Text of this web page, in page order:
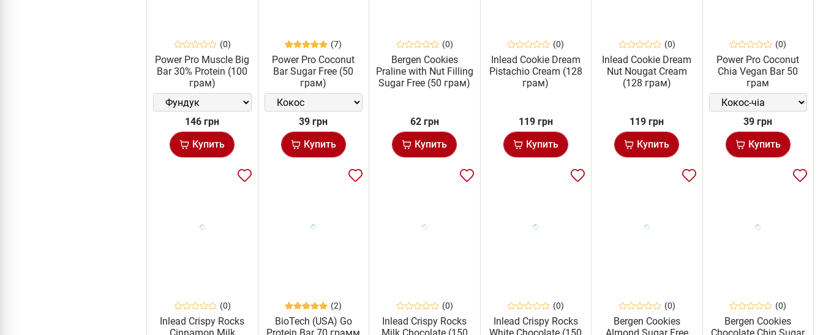
(0)
Power Pro Muscle Big
Bar 30% Protein (100
грам)
146 грн
Купить
(7)
Power Pro Coconut
Bar Sugar Free (50
грам)
39 грн
Купить
(0)
Bergen Cookies
Praline with Nut Filling
Sugar Free (50 грам)
62 грн
Купить
(0)
Inlead Cookie Dream
Pistachio Cream (128
грам)
119 грн
Купить
(0)
Inlead Cookie Dream
Nut Nougat Cream
(128 грам)
119 грн
Купить
(0)
Power Pro Coconut
Chia Vegan Bar 50
грам
39 грн
Купить
(0)
Inlead Crispy Rocks
(2)
BioTech (USA) Go
(0)
Inlead Crispy Rocks
(0)
Inlead Crispy Rocks
(0)
Bergen Cookies
(0)
Bergen Cookies